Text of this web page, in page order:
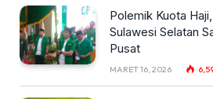
Polemik Kuota
Sulawesi Selatan
Pusat
MARET 16, 2026